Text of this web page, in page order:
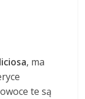
, ma
te są